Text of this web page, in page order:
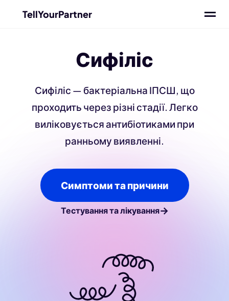
TellYourPartner
Сифіліс
Сифіліс — бактеріальна ІПСШ, що
проходить через різні стадії. Легко
виліковується антибіотиками при
ранньому виявленні.
Симптоми та причини
Тестування та лікування→